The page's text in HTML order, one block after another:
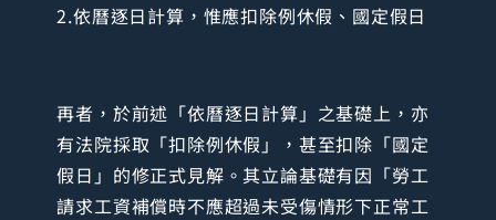
2.依曆逐日計算，惟應扣除例休假、國定假日
再者，於前述「依曆逐日計算」之基礎上，亦
有法院採取「扣除例休假」，甚至扣除「國定
假日」的修正式見解。其立論基礎有因「勞工
請求工資補償時不應超過未受傷情形下正常工